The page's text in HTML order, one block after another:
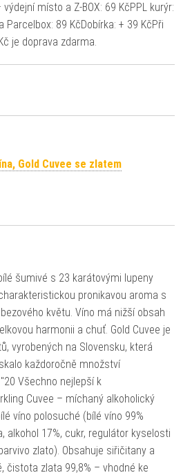
místo a Z-BOX: 69 KčPPL kurýr:
Parcelbox: 89 KčDobírka: + 39 KčPři
je doprava zdarma.
Gold Cuvee se zlatem
šumivé s 23 karátovými lupeny
pronikavou aroma s
květu. Víno má nižší obsah
harmonii a chuť. Gold Cuvee je
vyrobených na Slovensku, která
každoročně množství
Všechno nejlepší k
Cuvee – míchaný alkoholický
víno polosuché (bílé víno 99%
alkohol 17%, cukr, regulátor kyselosti
zlato). Obsahuje siřičitany a
čistota zlata 99,8% – vhodné ke